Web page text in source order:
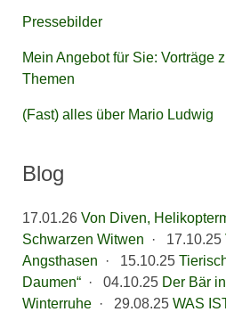
Pressebilder
Mein Angebot für Sie: Vorträge
Themen
(Fast) alles über Mario Ludwig
Blog
17.01.26 Von Diven,
Schwarzen Witwen · 17.10.25
Angsthasen · 15.10.25
Daumen“· 04.10.25 Der Bär
Winterruhe· 29.08.25 WAS